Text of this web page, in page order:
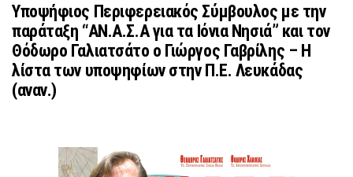
Υποψήφιος Περιφερειακός Σύμβουλος με την
παράταξη “ΑΝ.Α.Σ.Α για τα Ιόνια Νησιά” και τον
Θόδωρο Γαλιατσάτο ο Γιώργος Γαβρίλης – Η
λίστα των υποψηφίων στην Π.Ε. Λευκάδας
(αναν.)